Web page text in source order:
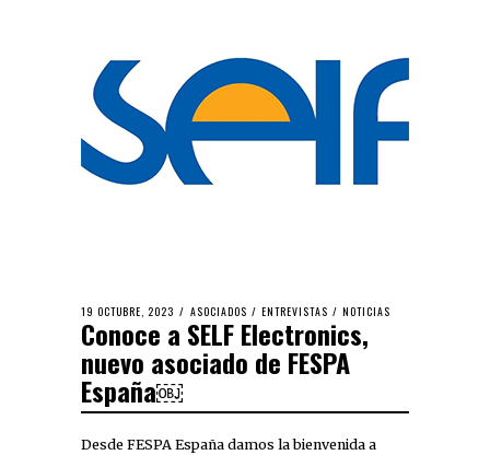
19 OCTUBRE, 2023 ASOCIADOS / ENTREVISTAS / NOTICIAS
Conoce a SELF Electronics,
nuevo asociado de FESPA
España￼
Desde FESPA España damos la bienvenida a